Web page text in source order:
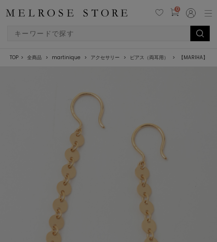
0
TOP 全商品 martinique アクセサリー ピアス（両耳用） 【MARIHA】月